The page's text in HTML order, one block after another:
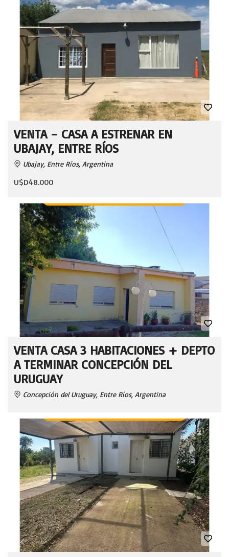
VENTA – CASA A ESTRENAR EN
UBAJAY, ENTRE RÍOS
Ubajay, Entre Ríos, Argentina
U$D48.000
VENTA CASA 3 HABITACIONES + DEPTO
A TERMINAR CONCEPCIÓN DEL
URUGUAY
Concepción del Uruguay, Entre Ríos, Argentina